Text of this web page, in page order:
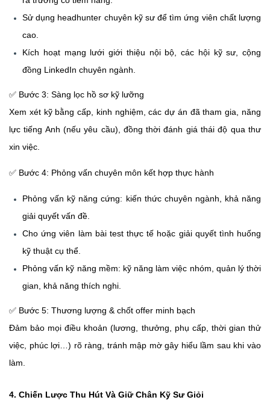
Sử dụng headhunter chuyên kỹ sư để tìm ứng viên chất lượng
cao.
Kích hoạt mạng lưới giới thiệu nội bộ, các hội kỹ sư, cộng
đồng LinkedIn chuyên ngành.
✅ Bước 3: Sàng lọc hồ sơ kỹ lưỡng
Xem xét kỹ bằng cấp, kinh nghiệm, các dự án đã tham gia, năng
lực tiếng Anh (nếu yêu cầu), đồng thời đánh giá thái độ qua thư
xin việc.
✅ Bước 4: Phỏng vấn chuyên môn kết hợp thực hành
Phỏng vấn kỹ năng cứng: kiến thức chuyên ngành, khả năng
giải quyết vấn đề.
Cho ứng viên làm bài test thực tế hoặc giải quyết tình huống
kỹ thuật cụ thể.
Phỏng vấn kỹ năng mềm: kỹ năng làm việc nhóm, quản lý thời
gian, khả năng thích nghi.
✅ Bước 5: Thương lượng & chốt offer minh bạch
Đảm bảo mọi điều khoản (lương, thưởng, phụ cấp, thời gian thử
việc, phúc lợi…) rõ ràng, tránh mập mờ gây hiểu lầm sau khi vào
làm.
4. Chiến Lược Thu Hút Và Giữ Chân Kỹ Sư Giỏi